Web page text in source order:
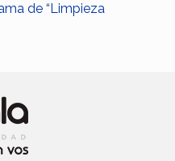
de “Limpieza